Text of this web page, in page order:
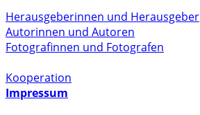
Herausgeberinnen und Herausgeber
Autorinnen und Autoren
Fotografinnen und Fotografen
Kooperation
Impressum